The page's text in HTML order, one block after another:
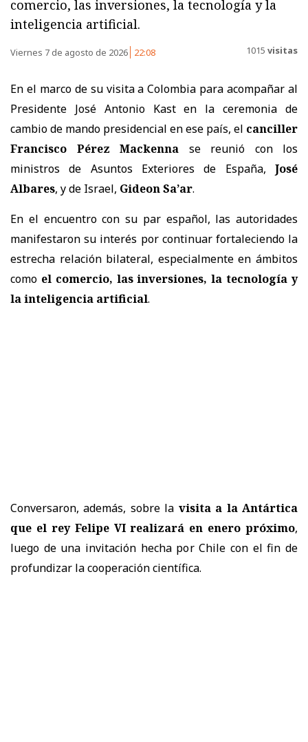
comercio, las inversiones, la tecnología y la
inteligencia artificial.
Viernes 7 de agosto de 2026 22:08 1015 visitas
En el marco de su visita a Colombia para acompañar al
Presidente José Antonio Kast en la ceremonia de
cambio de mando presidencial en ese país, el canciller
Francisco Pérez Mackenna se reunió con los
ministros de Asuntos Exteriores de España, José
Albares, y de Israel, Gideon Sa’ar.
En el encuentro con su par español, las autoridades
manifestaron su interés por continuar fortaleciendo la
estrecha relación bilateral, especialmente en ámbitos
como el comercio, las inversiones, la tecnología y
la inteligencia artificial.
Conversaron, además, sobre la visita a la Antártica
que el rey Felipe VI realizará en enero próximo,
luego de una invitación hecha por Chile con el fin de
profundizar la cooperación científica.